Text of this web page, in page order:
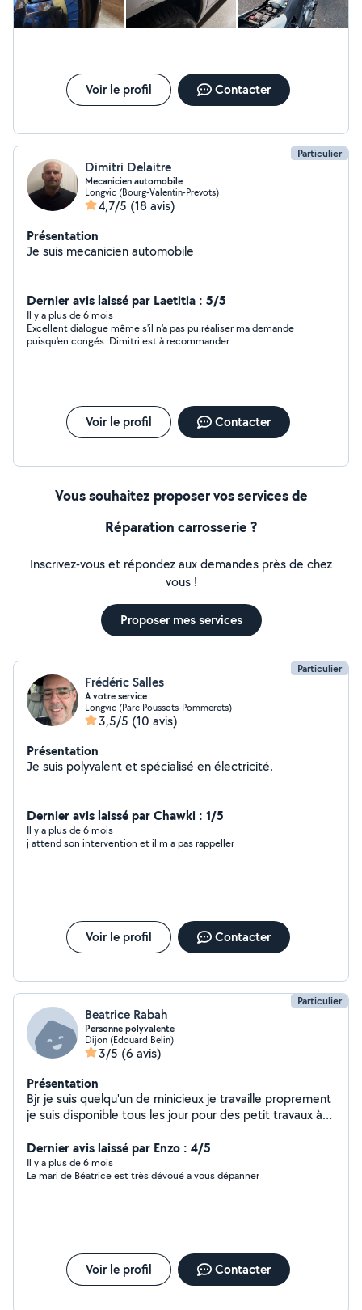
Voir le profil Contacter
Particulier
Dimitri Delaitre
Mecanicien automobile
Longvic (Bourg-Valentin-Prevots)
4,7/5 (18 avis)
Présentation
Je suis mecanicien automobile
Dernier avis laissé par Laetitia : 5/5
Il y a plus de 6 mois
Excellent dialogue même s'il n'a pas pu réaliser ma demande
puisqu'en congés. Dimitri est à recommander.
Voir le profil Contacter
Vous souhaitez proposer vos services de
Réparation carrosserie ?
Inscrivez-vous et répondez aux demandes près de chez
vous !
Proposer mes services
Particulier
Frédéric Salles
A votre service
Longvic (Parc Poussots-Pommerets)
3,5/5 (10 avis)
Présentation
Je suis polyvalent et spécialisé en électricité.
Dernier avis laissé par Chawki : 1/5
Il y a plus de 6 mois
j attend son intervention et il m a pas rappeller
Voir le profil Contacter
Particulier
Beatrice Rabah
Personne polyvalente
Dijon (Edouard Belin)
3/5 (6 avis)
Présentation
Bjr je suis quelqu'un de minicieux je travaille proprement
je suis disponible tous les jour pour des petit travaux à
douche je peux le déplacer je touche a tous et aussi je
adapte a tous
Dernier avis laissé par Enzo : 4/5
Il y a plus de 6 mois
Le mari de Béatrice est très dévoué a vous dépanner
Voir le profil Contacter